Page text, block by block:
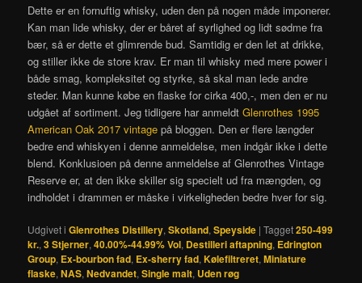
Dette er en fornuftig whisky, uden den på nogen måde imponerer.
Kan man lide whisky, der er båret af syrlighed og lidt sødme fra
bær, så er dette et glimrende bud. Samtidig er den let at drikke,
og stiller ikke de store krav. Er man til whisky med mere power i
både smag, kompleksitet og styrke, så skal man lede andre
steder. Man kunne købe en flaske for cirka 400,-, men den er nu
udgået af sortiment. Jeg tidligere har anmeldtGlenrothes 1995
American Oak 2017 vintage på bloggen. Den er flere længder
bedre end whiskyen i denne anmeldelse, men indgår ikke i dette
blend. Konklusioen på denne anmeldelse af Glenrothes Vintage
Reserve er, at den ikke skiller sig specielt ud fra mængden, og
indholdet i drammen er måske i virkeligheden bedre hver for sig.
Udgivet i Glenrothes Distillery,Skotland,Speyside |Tagget250-499
kr.,3 Stjerner,40.00%-44.99% Vol, Destilleri aftapning, Edrington
Group, Ex-bourbon fad, Ex-sherry fad,Kølefiltreret,Miniature
flaske,NAS,Nedvandet,Single malt, Uden røg